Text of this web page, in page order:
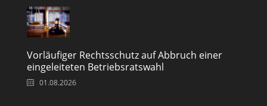
Vorläufiger Rechtsschutz auf Abbruch einer
eingeleiteten Betriebsratswahl
01.08.2026